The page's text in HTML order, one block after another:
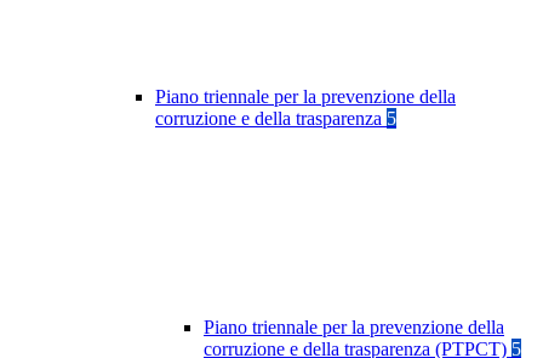
Piano triennale per la prevenzione della
corruzione e della trasparenza 5
Piano triennale per la prevenzione della
corruzione e della trasparenza (PTPCT) 5